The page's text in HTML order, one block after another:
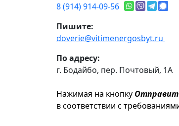
8 (914) 914-09-56
Пишите:
doverie@vitimenergosbyt.ru
По адресу:
г. Бодайбо, пер. Почтовый, 1А
Нажимая на кнопку
в соответствии с